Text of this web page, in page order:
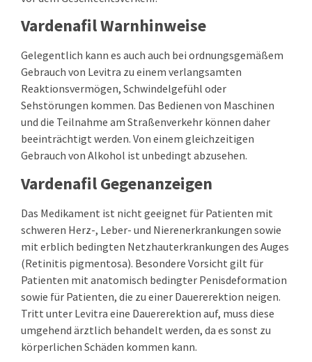
Vardenafil Warnhinweise
Gelegentlich kann es auch auch bei ordnungsgemäßem
Gebrauch von Levitra zu einem verlangsamten
Reaktionsvermögen, Schwindelgefühl oder
Sehstörungen kommen. Das Bedienen von Maschinen
und die Teilnahme am Straßenverkehr können daher
beeinträchtigt werden. Von einem gleichzeitigen
Gebrauch von Alkohol ist unbedingt abzusehen.
Vardenafil Gegenanzeigen
Das Medikament ist nicht geeignet für Patienten mit
schweren Herz-, Leber- und Nierenerkrankungen sowie
mit erblich bedingten Netzhauterkrankungen des Auges
(Retinitis pigmentosa). Besondere Vorsicht gilt für
Patienten mit anatomisch bedingter Penisdeformation
sowie für Patienten, die zu einer Dauererektion neigen.
Tritt unter Levitra eine Dauererektion auf, muss diese
umgehend ärztlich behandelt werden, da es sonst zu
körperlichen Schäden kommen kann.